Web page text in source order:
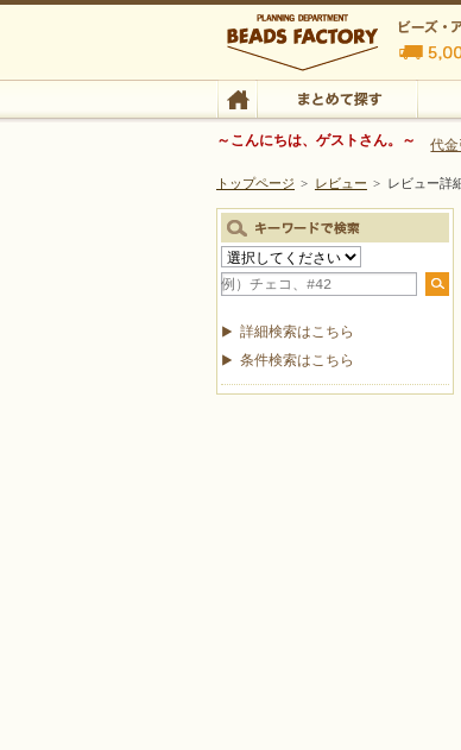
ビーズファクトリー ビーズ・パーツ
ビーズ・
ビーズ・アクセサリーの専門店 ビー
TOP まとめて探す
～こんにちは、ゲストさん。～ 代
トップページ > レビュー > レビュー詳
詳細検索はこちら
条件検索はこちら